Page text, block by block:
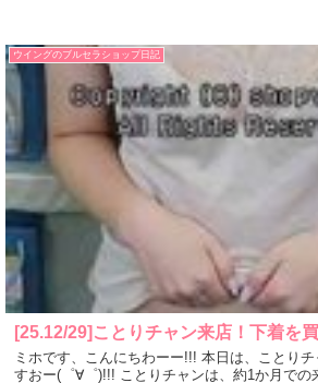
ウイングのブルセラショップ日記
[25.12/29]ことりチャン来店！下着を
ミホです、こんにちわーー!!! 本日は、ことり
すおー(゜∀゜)!!! ことりチャンは、約1か月での